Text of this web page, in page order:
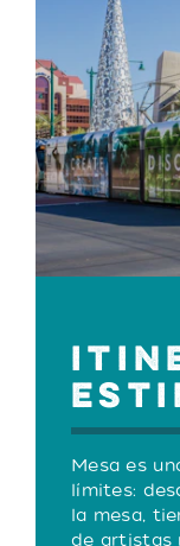
Mesa es
límites:
la mesa,
de artistas